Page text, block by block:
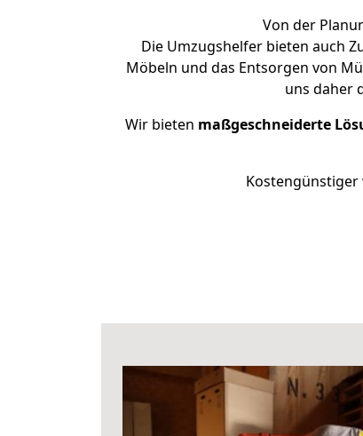
Von der
Die Umzugshelfer bieten auch
Möbeln und das Entsorgen von
uns daher
Wir bieten maßgeschneiderte
Kostengünstiger